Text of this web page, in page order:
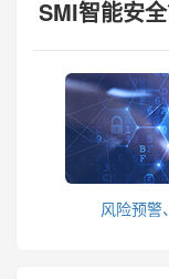
SMI智能安
风险预